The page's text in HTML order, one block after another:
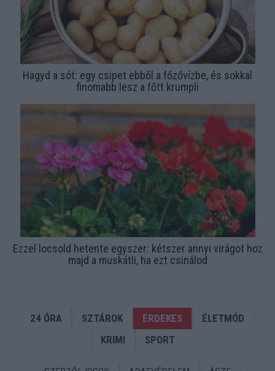
Hagyd a sót: egy csipet ebből a főzővízbe, és sokkal
finomabb lesz a főtt krumpli
Ezzel locsold hetente egyszer: kétszer annyi virágot hoz
majd a muskátli, ha ezt csinálod
24 ÓRA SZTÁROK ÉRDEKES
ÉLETMÓD
KRIMI
SPORT